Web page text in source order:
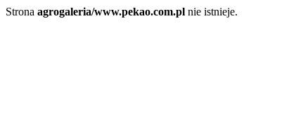
Strona agrogaleria/www.pekao.com.pl nie istnieje.